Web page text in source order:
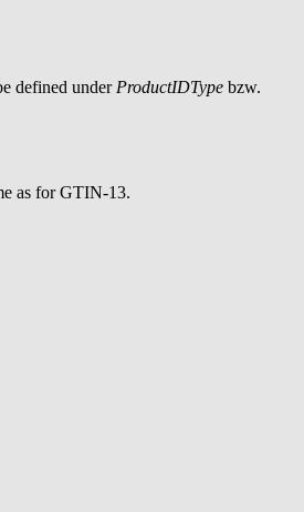
defined under ProductIDType bzw.
as for GTIN-13.